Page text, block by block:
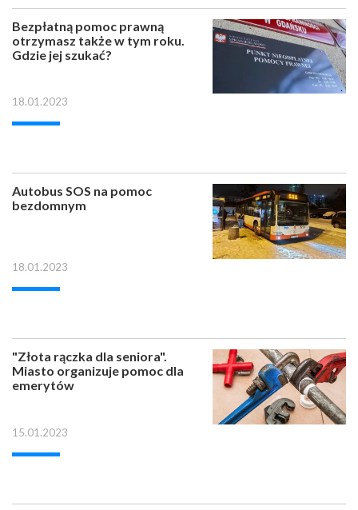
Bezpłatną pomoc prawną
otrzymasz także w tym roku.
Gdzie jej szukać?
18.01.2023
Autobus SOS na pomoc
bezdomnym
18.01.2023
"Złota rączka dla seniora".
Miasto organizuje pomoc dla
emerytów
15.01.2023